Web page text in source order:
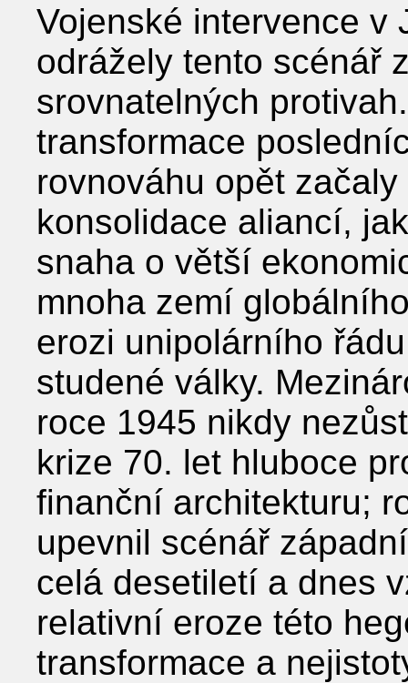
Vojenské intervence v
odrážely tento scénář
srovnatelných
transformace
rovnováhu opět
konsolidace aliancí,
snaha o větší
mnoha zemí
erozi unipolárního
studené války.
roce 1945 nikdy
krize 70. let hluboce
finanční architekturu;
upevnil scénář
celá desetiletí a dnes
relativní eroze této
transformace a